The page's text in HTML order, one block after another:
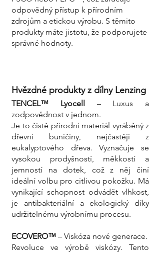
odpovědný přístup k přírodním
zdrojům a etickou výrobu. S těmito
produkty máte jistotu, že podporujete
správné hodnoty.
Hvězdné produkty z dílny Lenzing
TENCEL™ Lyocell
– Luxus a
zodpovědnost v jednom.
Je to čistě přírodní materiál vyráběný z
dřevní buničiny, nejčastěji z
eukalyptového dřeva. Vyznačuje se
vysokou prodyšností, měkkostí a
jemností na dotek, což z něj činí
ideální volbu pro citlivou pokožku. Má
vynikající schopnost odvádět vlhkost,
je antibakteriální a ekologický díky
udržitelnému výrobnímu procesu.
ECOVERO™ – Viskóza nové generace.
Revoluce ve výrobě viskózy. Tento